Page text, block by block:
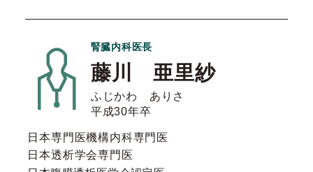
腎臓内科医長
藤川 亜里紗
ふじかわ ありさ
平成30年卒
日本専門医機構内科専門医
日本透析学会専門医